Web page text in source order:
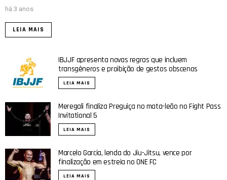
há 3 anos
LEIA MAIS
IBJJF apresenta novas regras que incluem
transgêneros e proibição de gestos obscenos
LEIA MAIS
Meregali finaliza Preguiça no mata-leão no Fight Pass
Invitational 5
LEIA MAIS
Marcelo Garcia, lenda do Jiu-Jitsu, vence por
finalização em estreia no ONE FC
LEIA MAIS